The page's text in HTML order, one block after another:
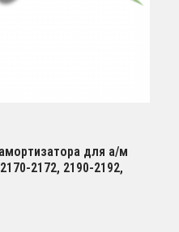
для а/м
2172, 2190-2192,